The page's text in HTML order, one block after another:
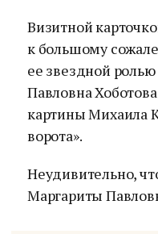
Визитной
к большому
ее звездной
Павловна
картины Михаила
ворота».
Неудивительно,
Маргариты